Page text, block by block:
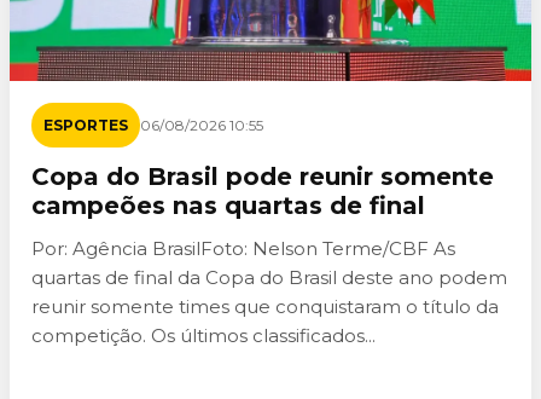
ESPORTES 06/08/2026 10:55
Copa do Brasil pode reunir somente
campeões nas quartas de final
Por: Agência BrasilFoto: Nelson Terme/CBF As
quartas de final da Copa do Brasil deste ano podem
reunir somente times que conquistaram o título da
competição. Os últimos classificados...